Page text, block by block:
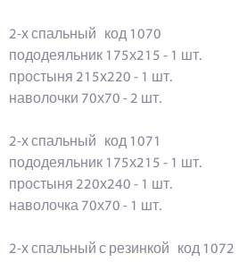
2-х спальный код 1070
пододеяльник 175х215 - 1 шт.
простыня 215х220 - 1 шт.
наволочки 70х70 - 2 шт.
2-х спальный код 1071
пододеяльник 175х215 - 1 шт.
простыня 220х240 - 1 шт.
наволочка 70х70 - 1 шт.
2-х спальный с резинкой код 1072